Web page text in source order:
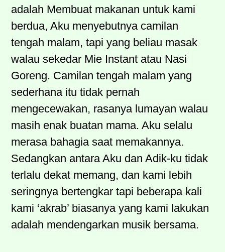
adalah Membuat makanan untuk kami
berdua, Aku menyebutnya camilan
tengah malam, tapi yang beliau masak
walau sekedar Mie Instant atau Nasi
Goreng. Camilan tengah malam yang
sederhana itu tidak pernah
mengecewakan, rasanya lumayan walau
masih enak buatan mama. Aku selalu
merasa bahagia saat memakannya.
Sedangkan antara Aku dan Adik-ku tidak
terlalu dekat memang, dan kami lebih
seringnya bertengkar tapi beberapa kali
kami ‘akrab’ biasanya yang kami lakukan
adalah mendengarkan musik bersama.